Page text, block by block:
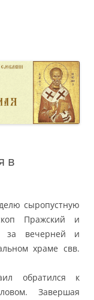
в
сыропустную
Пражский и
за вечерней и
храме свв.
обратился к
Завершая